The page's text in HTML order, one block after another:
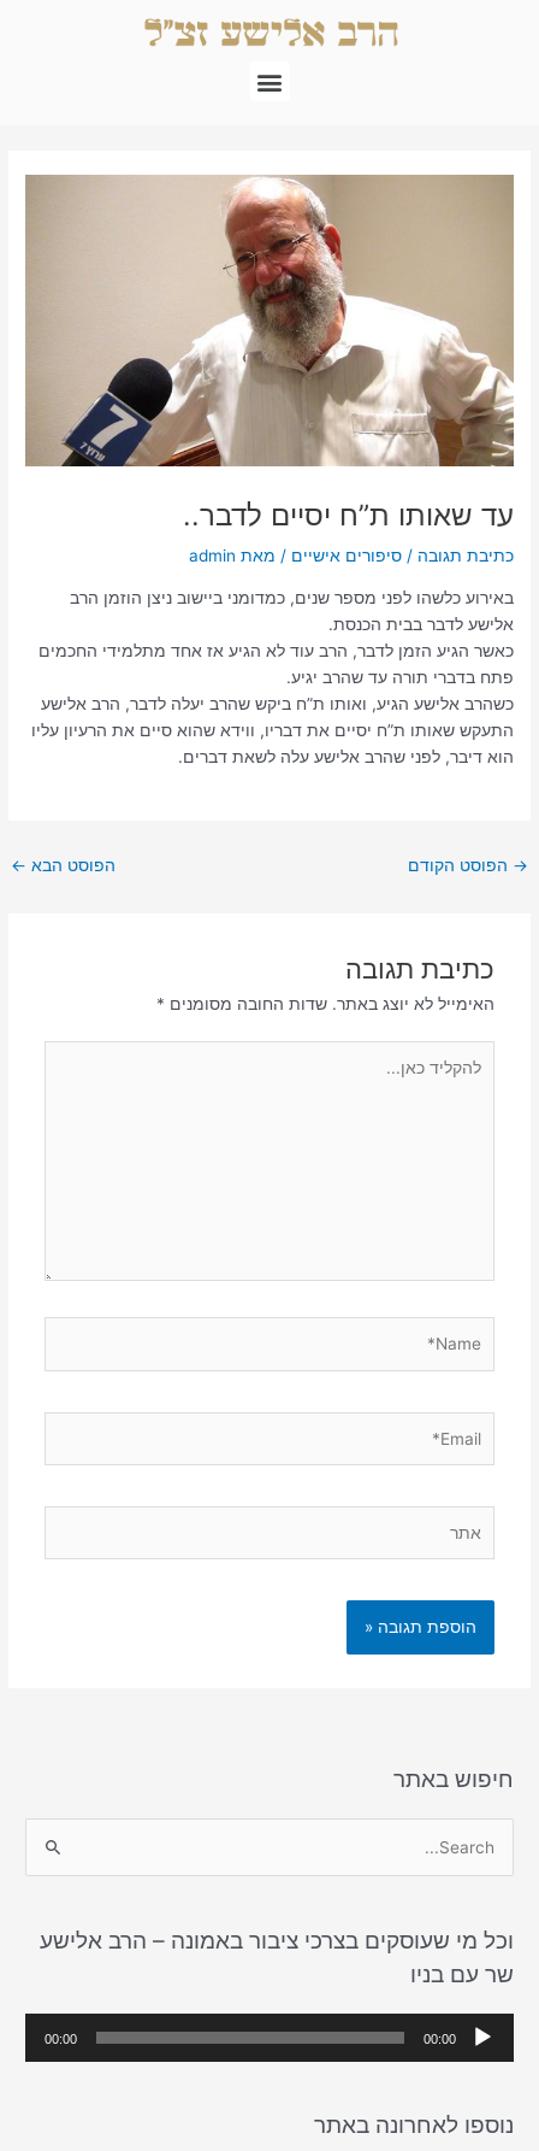
תפריט
עד שאותו ת”ח יסיים לדבר..
כתיבת תגובה /סיפורים אישיים / מאת admin
באירוע כלשהו לפני מספר שנים, כמדומני ביישוב ניצן הוזמן הרב
אלישע לדבר בבית הכנסת.
כאשר הגיע הזמן לדבר, הרב עוד לא הגיע אז אחד מתלמידי החכמים
פתח בדברי תורה עד שהרב יגיע.
כשהרב אלישע הגיע, ואותו ת”ח ביקש שהרב יעלה לדבר, הרב אלישע
התעקש שאותו ת”ח יסיים את דבריו, ווידא שהוא סיים את הרעיון עליו
הוא דיבר, לפני שהרב אלישע עלה לשאת דברים.
→ הפוסט הקודם הפוסט הבא ←
כתיבת תגובה
האימייל לא יוצג באתר. שדות החובה מסומנים *
כאן...
חיפוש באתר
r
c
h
וכל מי שעוסקים בצרכי ציבור באמונה – הרב אלישע
שר עם בניו
ג
א
00:00
00:00
נוספו לאחרונה באתר